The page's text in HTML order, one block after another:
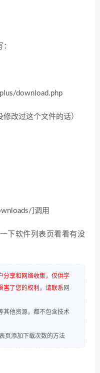
download.php
改过这个文件的话）
]调用
软件列表页看看有没
分享和网络收集，仅供学
害了您的权利，请联系 网
其他资源，都不包含技术
页添加下载次数的方法